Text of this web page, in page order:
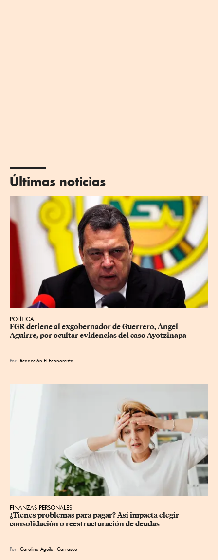
Últimas noticias
POLÍTICA
FGR detiene al exgobernador de Guerrero, Ángel
Aguirre, por ocultar evidencias del caso Ayotzinapa
Por Redacción El Economista
FINANZAS PERSONALES
¿Tienes problemas para pagar? Así impacta elegir
consolidación o reestructuración de deudas
Por Carolina Aguilar Carrasco